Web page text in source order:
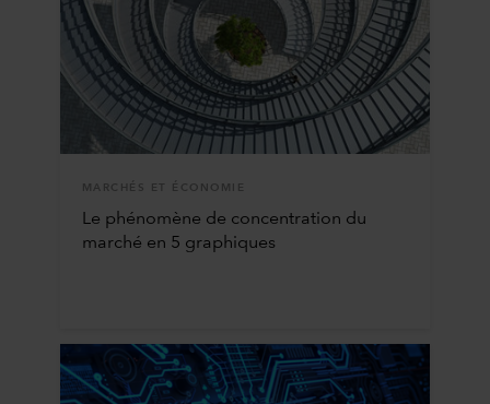
MARCHÉS ET ÉCONOMIE
Le phénomène de concentration du
marché en 5 graphiques